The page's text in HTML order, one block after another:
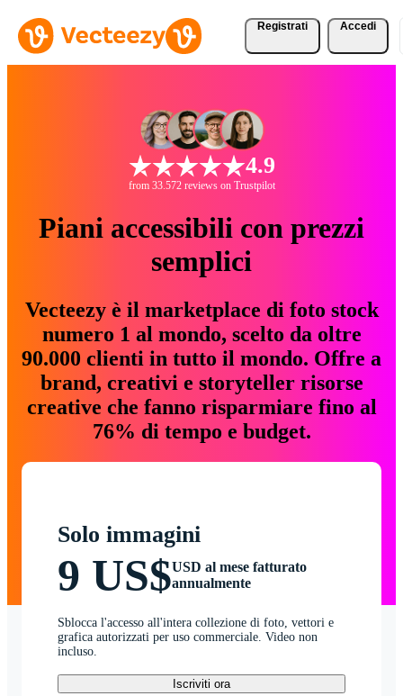
Registrati Accedi
4.9
from 33.572 reviews on Trustpilot
Piani accessibili con prezzi
semplici
Vecteezy è il marketplace di foto stock
numero 1 al mondo, scelto da oltre
90.000 clienti in tutto il mondo. Offre a
brand, creativi e storyteller risorse
creative che fanno risparmiare fino al
76% di tempo e budget.
Solo immagini
9 US$USD al mese fatturato
annualmente
Sblocca l'accesso all'intera collezione di foto, vettori e
grafica autorizzati per uso commerciale. Video non
incluso.
Iscriviti ora